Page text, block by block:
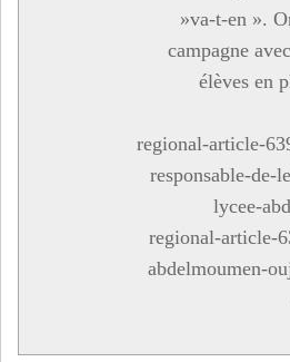
»va-t-en ».
campagne
élèves en
*/regional-article-
responsable-de-
lycee-
*/regional-article-
abdelmoumen-